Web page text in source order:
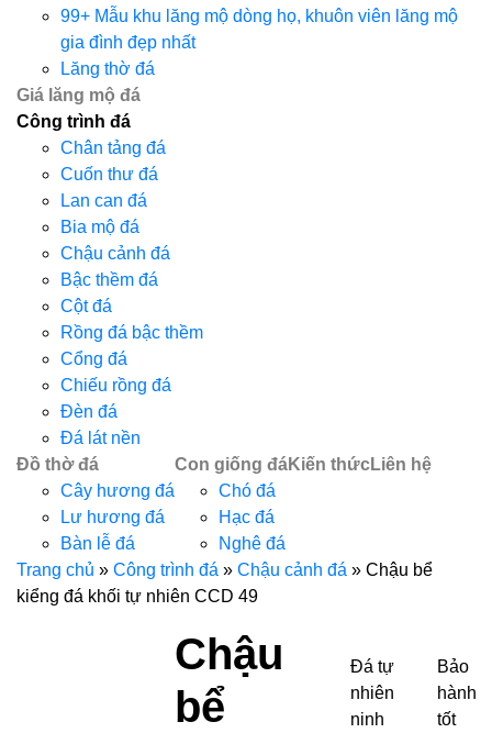
99+ Mẫu khu lăng mộ dòng họ, khuôn viên lăng mộ
gia đình đẹp nhất
Lăng thờ đá
Giá lăng mộ đá
Công trình đá
Chân tảng đá
Cuốn thư đá
Lan can đá
Bia mộ đá
Chậu cảnh đá
Bậc thềm đá
Cột đá
Rồng đá bậc thềm
Cổng đá
Chiếu rồng đá
Đèn đá
Đá lát nền
Đồ thờ đá
Cây hương đá
Lư hương đá
Bàn lễ đá
Con giống đá
Chó đá
Hạc đá
Nghê đá
Kiến thứcLiên hệ
Trang chủ » Công trình đá » Chậu cảnh đá » Chậu bể
kiểng đá khối tự nhiên CCD 49
Chậu
bể
Đá tự
nhiên
ninh
Bảo
hành
tốt